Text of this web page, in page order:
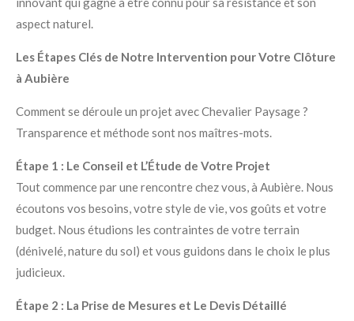
aspect naturel.
Les Étapes Clés de Notre Intervention pour Votre Clôture
à Aubière
Comment se déroule un projet avec Chevalier Paysage ?
Transparence et méthode sont nos maîtres-mots.
Étape 1 : Le Conseil et L’Étude de Votre Projet
Tout commence par une rencontre chez vous, à Aubière. Nous
écoutons vos besoins, votre style de vie, vos goûts et votre
budget. Nous étudions les contraintes de votre terrain
(dénivelé, nature du sol) et vous guidons dans le choix le plus
judicieux.
Étape 2 : La Prise de Mesures et Le Devis Détaillé